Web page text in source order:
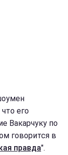
его
Вакарчуку по
говорится в
правда".